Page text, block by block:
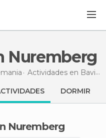
Nuremberg
Actividades en Baviera
DORMIR
Nuremberg